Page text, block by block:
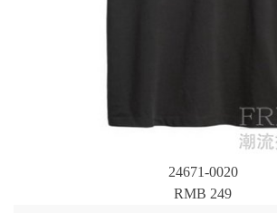
24671-0020
RMB 249